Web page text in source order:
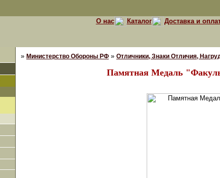
О нас Каталог Доставка и
» Министерство Обороны РФ » Отличники, Знаки Отличия,
Памятная Медаль